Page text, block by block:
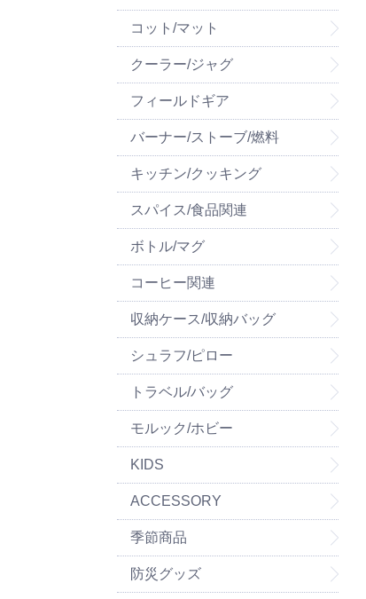
コット/マット
クーラー/ジャグ
フィールドギア
バーナー/ストーブ/燃料
キッチン/クッキング
スパイス/食品関連
ボトル/マグ
コーヒー関連
収納ケース/収納バッグ
シュラフ/ピロー
トラベル/バッグ
モルック/ホビー
KIDS
ACCESSORY
季節商品
防災グッズ